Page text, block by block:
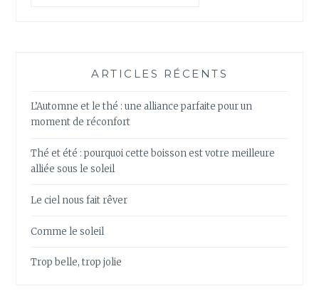
ARTICLES RÉCENTS
L’Automne et le thé : une alliance parfaite pour un
moment de réconfort
Thé et été : pourquoi cette boisson est votre meilleure
alliée sous le soleil
Le ciel nous fait rêver
Comme le soleil
Trop belle, trop jolie